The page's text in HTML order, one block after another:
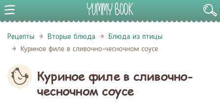
Рецепты Вторые блюда
Блюда из птицы
Куриное филе в сливочно-чесночном соусе​
Куриное филе в сливочно-
чесночном соусе​